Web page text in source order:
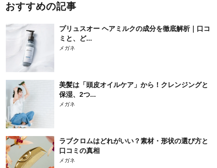
おすすめの記事
プリュスオー ヘアミルクの成分を徹底解析｜口コ
ミと、ど...
メガネ
美髪は「頭皮オイルケア」から！クレンジングと
保湿、2つ...
メガネ
ラブクロムはどれがいい？素材・形状の選び方と
口コミの真相
メガネ